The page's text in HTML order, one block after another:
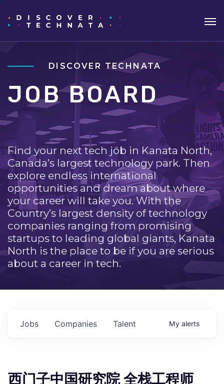
DISCOVER TECHNATA
JOB BOARD
Find your next tech job in Kanata North,
Canada’s largest technology park. Then
explore endless international
opportunities and dream about where
your career will take you. With the
Country’s largest density of technology
companies ranging from promising
startups to leading global giants, Kanata
North is the place to be if you are serious
about a career in tech.
Jobs Companies Talent My alerts
西门子中国研究院 全栈工程师